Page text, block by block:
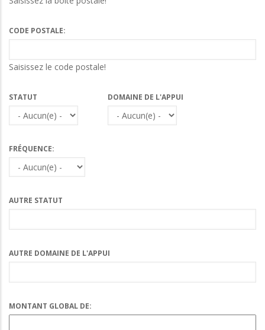
CODE POSTALE:
Saisissez le code postale!
STATUT DOMAINE DE L'APPUI
FRÉQUENCE:
AUTRE STATUT
AUTRE DOMAINE DE L'APPUI
MONTANT GLOBAL DE: